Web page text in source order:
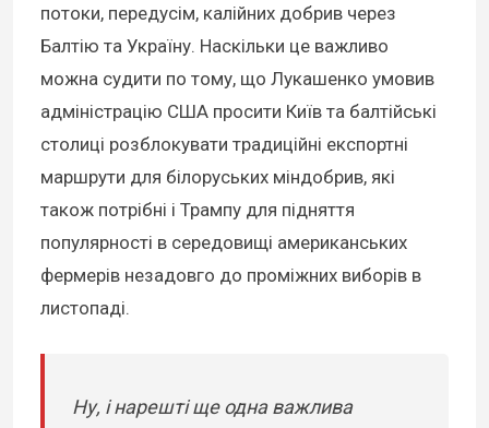
потоки, передусім, калійних добрив через
Балтію та Україну. Наскільки це важливо
можна судити по тому, що Лукашенко умовив
адміністрацію США просити Київ та балтійські
столиці розблокувати традиційні експортні
маршрути для білоруських міндобрив, які
також потрібні і Трампу для підняття
популярності в середовищі американських
фермерів незадовго до проміжних виборів в
листопаді.
Ну, і нарешті ще одна важлива